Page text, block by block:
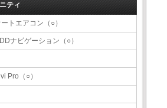
ティ
ートエアコン（○）
ナビゲーション（○）
Pro（○）